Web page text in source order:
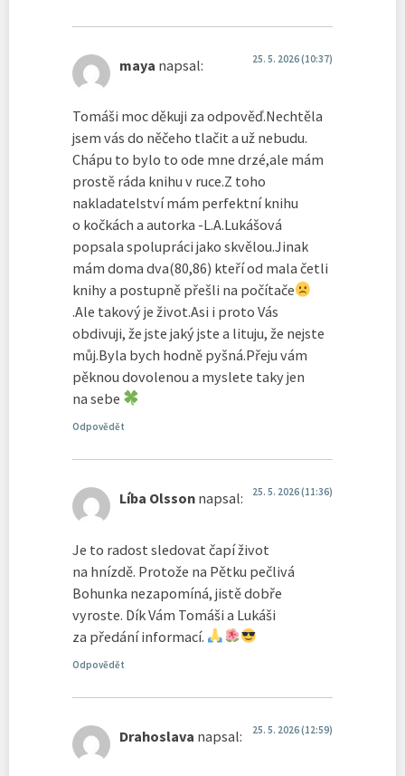
maya napsal: 25. 5. 2026 (10:37)
Tomáši moc děkuji za odpověď.Nechtěla
jsem vás do něčeho tlačit a už nebudu.
Chápu to bylo to ode mne drzé,ale mám
prostě ráda knihu v ruce.Z toho
nakladatelství mám perfektní knihu
o kočkách a autorka -L.A.Lukášová
popsala spolupráci jako skvělou.Jinak
mám doma dva(80,86) kteří od mala četli
knihy a postupně přešli na počítače
.Ale takový je život.Asi i proto Vás
obdivuji, že jste jaký jste a lituju, že nejste
můj.Byla bych hodně pyšná.Přeju vám
pěknou dovolenou a myslete taky jen
na sebe
Odpovědět
Líba Olsson napsal: 25. 5. 2026 (11:36)
Je to radost sledovat čapí život
na hnízdě. Protože na Pětku pečlivá
Bohunka nezapomíná, jistě dobře
vyroste. Dík Vám Tomáši a Lukáši
za předání informací.
Odpovědět
Drahoslava napsal: 25. 5. 2026 (12:59)